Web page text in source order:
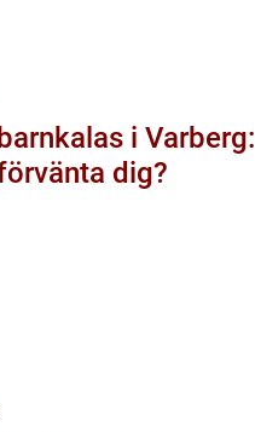
i Varberg:
dig?